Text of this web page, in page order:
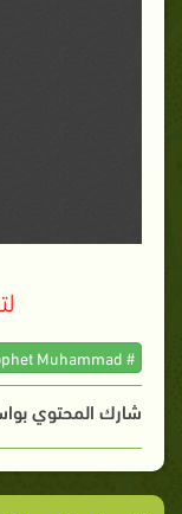
# let's introduce Prophet Muhammad
شارك المحتوي